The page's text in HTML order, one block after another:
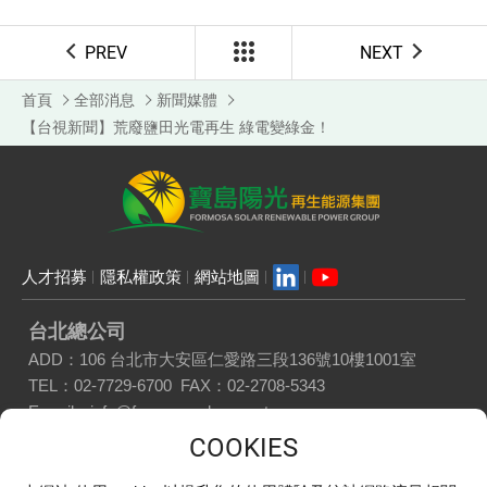
PREV NEXT
首頁 全部消息
新聞媒體
【台視新聞】荒廢鹽田光電再生 綠電變綠金！
人才招募 隱私權政策 網站地圖
台北總公司
ADD： 106 台北市大安區仁愛路三段136號10樓1001室
TEL： 02-7729-6700 FAX： 02-2708-5343
E-mail：info@formosasolar.com.tw